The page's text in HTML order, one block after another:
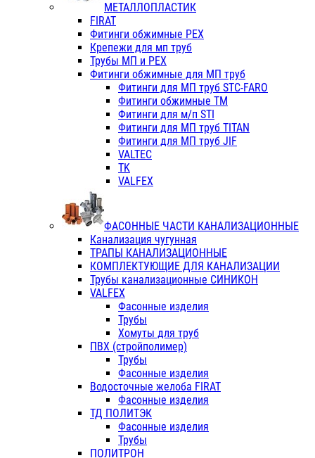
МЕТАЛЛОПЛАСТИК
FIRAT
Фитинги обжимные PEX
Крепежи для мп труб
Трубы МП и PEX
Фитинги обжимные для МП труб
Фитинги для МП труб STC-FARO
Фитинги обжимные ТМ
Фитинги для м/п STI
Фитинги для МП труб TITAN
Фитинги для МП труб JIF
VALTEC
TK
VALFEX
ФАСОННЫЕ ЧАСТИ КАНАЛИЗАЦИОННЫЕ
Канализация чугунная
ТРАПЫ КАНАЛИЗАЦИОННЫЕ
КОМПЛЕКТУЮЩИЕ ДЛЯ КАНАЛИЗАЦИИ
Трубы канализационные СИНИКОН
VALFEX
Фасонные изделия
Трубы
Хомуты для труб
ПВХ (стройполимер)
Трубы
Фасонные изделия
Водосточные желоба FIRAT
Фасонные изделия
ТД ПОЛИТЭК
Фасонные изделия
Трубы
ПОЛИТРОН